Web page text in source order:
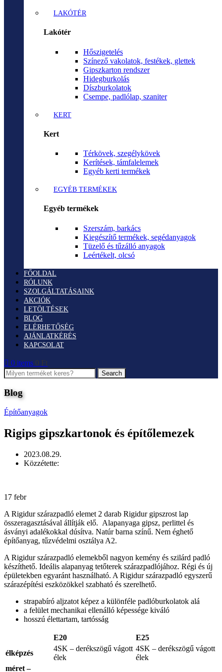
LAKÓTÉR
Lakótér
Hőszigetelés
Színező vakolatok, festékek, glettek
Gipszkarton rendszer
Hidegburkolás
Díszburkolatok
Csempe, padlólap, szaniter
KERT
Kert
Térkövek, szegélykövek
Kerítések, támfalelemek
Egyéb kerti termékek
EGYÉB TERMÉKEK
Egyéb termékek
Szerszám, barkács
Kiegészítő termékek, segédanyagok
Tüzelő és tűzálló anyagok
Leértékelt, olcsó
FŐOLDAL
RÓLUNK
SZOLGÁLTATÁSAINK
AKCIÓK
LETÖLTÉSEK
BLOG
ELÉRHETŐSÉG
AJÁNLATKÉRÉS
KAPCSOLAT
0 items 0 Ft
Search
Blog
Építőanyagok
Rigips gipszkartonok és építőlemezek
2023.08.29.
Közzétette:
17 febr
A Rigidur szárazpadló elemet 2 darab Rigidur gipszrost lap
összeragasztásával állítják elő. Alapanyaga gipsz, perlittel és
ásványi adalékokkal dúsítva. Natúr barna színű. Nem éghető
építőanyag, tűzvédelmi osztálya A2.
A Rigidur szárazpadló elemekből nagyon kemény és szilárd padló
készíthető. Ideális alapanyag tetőterek szárazpadlójához. Régi és új
épületekben egyaránt használható. A Rigidur szárazpadló egyszerű
szárazépítési eszközökkel szabható és szerelhető.
strapabíró aljzatot képez a különféle padlóburkolatok alá
a felület mechanikai ellenálló képessége kiváló
hosszú élettartam, tartósság
E20
E25
élképzés
4SK – derékszögű vágott
élek
4SK – derékszögű vágott
élek
méret –